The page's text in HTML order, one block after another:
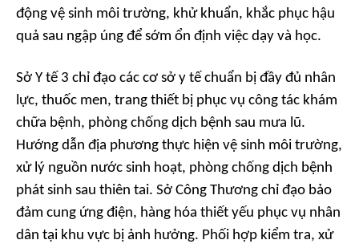
động vệ sinh môi trường, khử khuẩn, khắc phục hậu
quả sau ngập úng để sớm ổn định việc dạy và học.
Sở Y tế 3 chỉ đạo các cơ sở y tế chuẩn bị đầy đủ nhân
lực, thuốc men, trang thiết bị phục vụ công tác khám
chữa bệnh, phòng chống dịch bệnh sau mưa lũ.
Hướng dẫn địa phương thực hiện vệ sinh môi trường,
xử lý nguồn nước sinh hoạt, phòng chống dịch bệnh
phát sinh sau thiên tai. Sở Công Thương chỉ đạo bảo
đảm cung ứng điện, hàng hóa thiết yếu phục vụ nhân
dân tại khu vực bị ảnh hưởng. Phối hợp kiểm tra, xử